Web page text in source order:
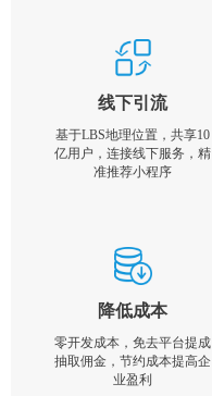
线下引流
基于LBS地理位置，共享10
亿用户，连接线下服务，精
准推荐小程序
降低成本
零开发成本，免去平台提成
抽取佣金，节约成本提高企
业盈利